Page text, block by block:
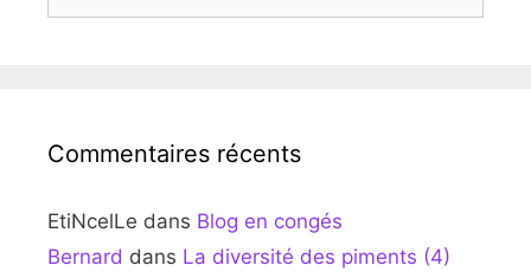
Commentaires récents
EtiNcelLe dans Blog en congés
Bernard dans La diversité des piments (4)